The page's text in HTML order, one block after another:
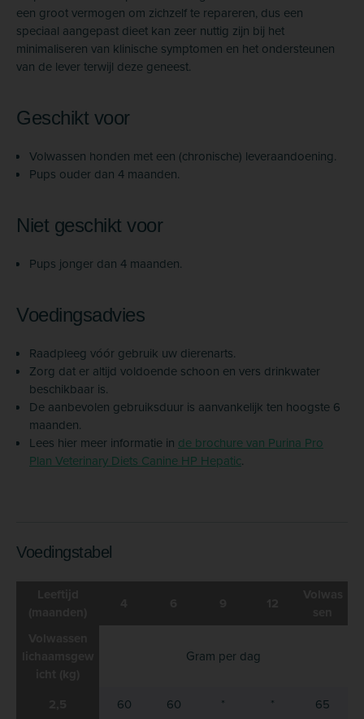
een groot vermogen om zichzelf te repareren, dus een
speciaal aangepast dieet kan zeer nuttig zijn bij het
minimaliseren van klinische symptomen en het ondersteunen
van de lever terwijl deze geneest.
Geschikt voor
Volwassen honden met een (chronische) leveraandoening.
Pups ouder dan 4 maanden.
Niet geschikt voor
Pups jonger dan 4 maanden.
Voedingsadvies
Raadpleeg vóór gebruik uw dierenarts.
Zorg dat er altijd voldoende schoon en vers drinkwater
beschikbaar is.
De aanbevolen gebruiksduur is aanvankelijk ten hoogste 6
maanden.
Lees hier meer informatie in de brochure van Purina Pro
Plan Veterinary Diets Canine HP Hepatic.
Voedingstabel
Gram per dag
60 60 * * 65